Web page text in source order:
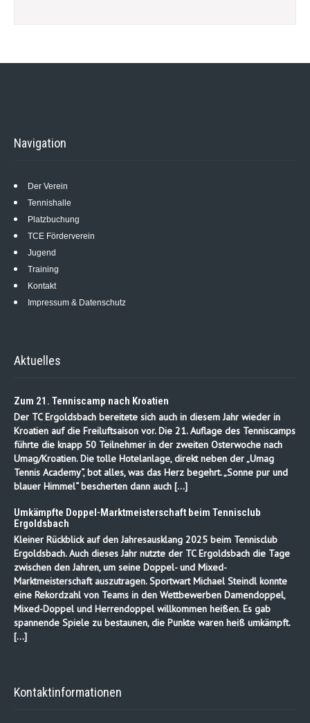
Navigation
Der Verein
Tennishalle
Platzbuchung
TCE Förderverein
Jugend
Training
Kontakt
Impressum & Datenschutz
Aktuelles
Zum 21. Tenniscamp nach Kroatien
Der TC Ergoldsbach bereitete sich auch in diesem Jahr wieder in
Kroatien auf die Freiluftsaison vor. Die 21. Auflage des Tenniscamps
führte die knapp 50 Teilnehmer in der zweiten Osterwoche nach
Umag/Kroatien. Die tolle Hotelanlage, direkt neben der „Umag
Tennis Academy“, bot alles, was das Herz begehrt. „Sonne pur und
blauer Himmel“ bescherten dann auch […]
Umkämpfte Doppel-Marktmeisterschaft beim Tennisclub
Ergoldsbach
Kleiner Rückblick auf den Jahresausklang 2025 beim Tennisclub
Ergoldsbach. Auch dieses Jahr nutzte der TC Ergoldsbach die Tage
zwischen den Jahren, um seine Doppel- und Mixed-
Marktmeisterschaft auszutragen. Sportwart Michael Steindl konnte
eine Rekordzahl von Teams in den Wettbewerben Damendoppel,
Mixed-Doppel und Herrendoppel willkommen heißen. Es gab
spannende Spiele zu bestaunen, die Punkte waren heiß umkämpft.
[…]
Kontaktinformationen